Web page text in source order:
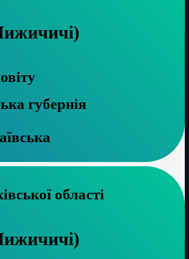
губернія
архів Харківської області